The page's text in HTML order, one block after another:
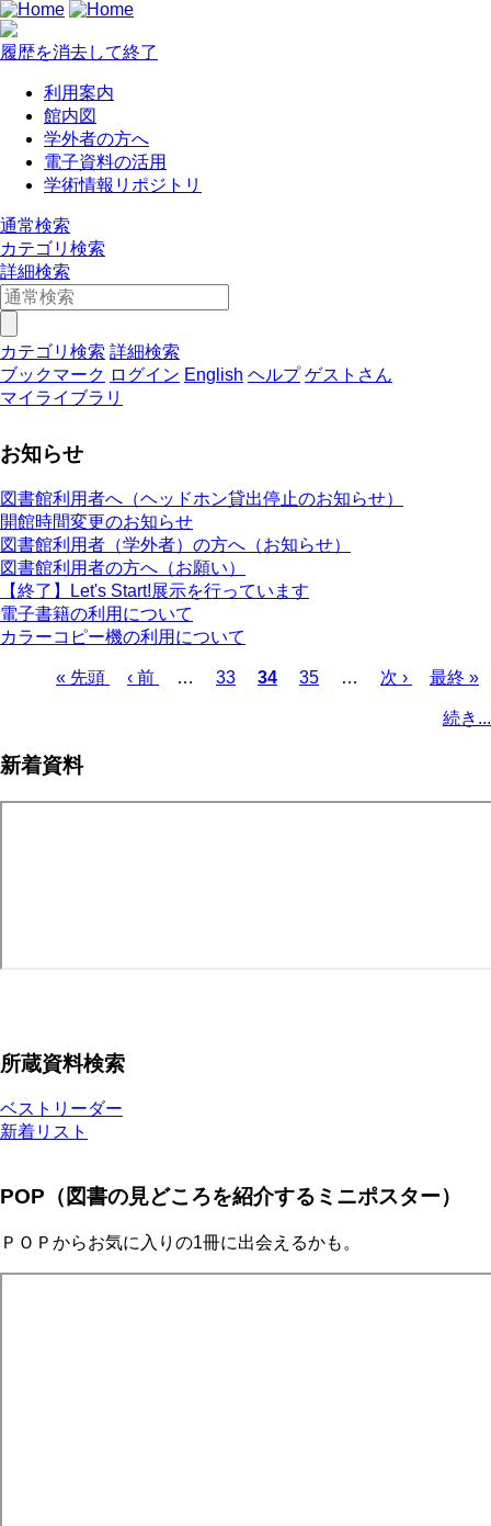
履歴を消去して終了
利用案内
館内図
学外者の方へ
電子資料の活用
学術情報リポジトリ
通常検索
カテゴリ検索
詳細検索
カテゴリ検索 詳細検索
ブックマーク ログイン English ヘルプ ゲストさん
マイライブラリ
お知らせ
図書館利用者へ（ヘッドホン貸出停止のお知らせ）
開館時間変更のお知らせ
図書館利用者（学外者）の方へ（お知らせ）
図書館利用者の方へ（お願い）
【終了】Let's Start!展示を行っています
電子書籍の利用について
カラーコピー機の利用について
送
先
ジ
« 先頭
前
‹ 前 …
ペ
33
カ
34
ペ
35 …
次
次 ›
最
ペ
最終 »
続き...
新着資料
所蔵資料検索
ベストリーダー
新着リスト
POP（図書の見どころを紹介するミニポスター）
ＰＯＰからお気に入りの1冊に出会えるかも。